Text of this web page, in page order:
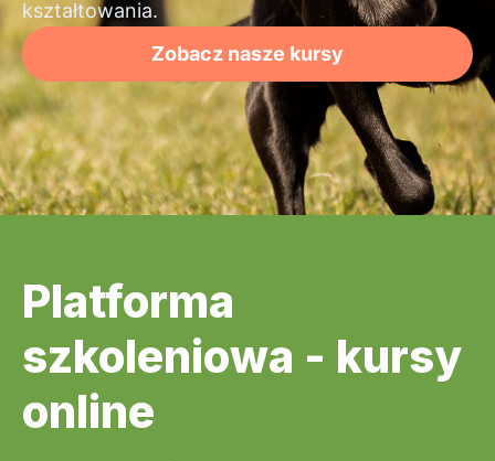
kształtowania.
Zobacz nasze kursy
Platforma
szkoleniowa - kursy
online